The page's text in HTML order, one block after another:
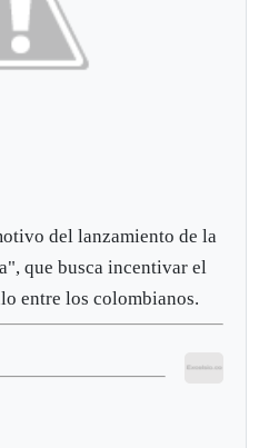
del lanzamiento de la
que busca incentivar el
entre los colombianos.